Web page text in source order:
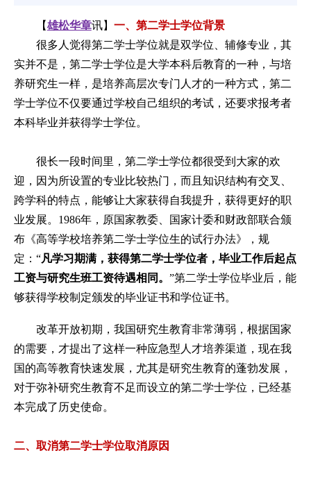
【雄松华章讯】 一、 第二学士学位背景
很多人觉得第二学士学位就是双学位、辅修专业，其
实并不是，第二学士学位是大学本科后教育的一种，与培
养研究生一样，是培养高层次专门人才的一种方式，第二
学士学位不仅要通过学校自己组织的考试，还要求报考者
本科毕业并获得学士学位。
很长一段时间里，第二学士学位都很受到大家的欢
迎，因为所设置的专业比较热门，而且知识结构有交叉、
跨学科的特点，能够让大家获得自我提升，获得更好的职
业发展。1986年，原国家教委、国家计委和财政部联合颁
布《高等学校培养第二学士学位生的试行办法》，规
定：“凡学习期满，获得第二学士学位者，毕业工作后起点
工资与研究生班工资待遇相同。 ”第二学士学位毕业后，能
够获得学校制定颁发的毕业证书和学位证书。
改革开放初期，我国研究生教育非常薄弱，根据国家
的需要，才提出了这样一种应急型人才培养渠道，现在我
国的高等教育快速发展，尤其是研究生教育的蓬勃发展，
对于弥补研究生教育不足而设立的第二学士学位，已经基
本完成了历史使命。
二、取消第二学士学位取消原因